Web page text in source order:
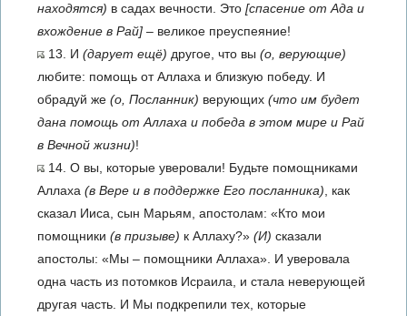
находятся) в садах вечности. Это [спасение от Ада и
вхождение в Рай] – великое преуспеяние!
13. И (дарует ещё) другое, что вы (о, верующие)
любите: помощь от Аллаха и близкую победу. И
обрадуй же (о, Посланник) верующих (что им будет
дана помощь от Аллаха и победа в этом мире и Рай
в Вечной жизни)!
14. О вы, которые уверовали! Будьте помощниками
Аллаха (в Вере и в поддержке Его посланника) , как
сказал Ииса, сын Марьям, апостолам: «Кто мои
помощники (в призыве) к Аллаху?» (И) сказали
апостолы: «Мы – помощники Аллаха». И уверовала
одна часть из потомков Исраила, и стала неверующей
другая часть. И Мы подкрепили тех, которые